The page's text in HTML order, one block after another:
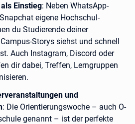
Einstieg: Neben WhatsApp-
eigene Hochschul-
du Studierende deiner
Storys siehst und schnell
Auch Instagram, Discord oder
dir dabei, Treffen, Lerngruppen
und
: Die Orientierungswoche – auch O-
genannt – ist der perfekte